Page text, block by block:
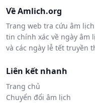
Về Amlich.org
Trang web tra cứu âm
tin chính xác về ngày âm
và các ngày lễ tết truyền
Liên kết nhanh
Trang chủ
Chuyển đổi âm lịch